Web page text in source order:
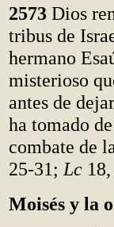
2573 Dios
tribus de
hermano
misterioso
antes de
ha tomado
combate de
25-31; Lc
Moisés y la